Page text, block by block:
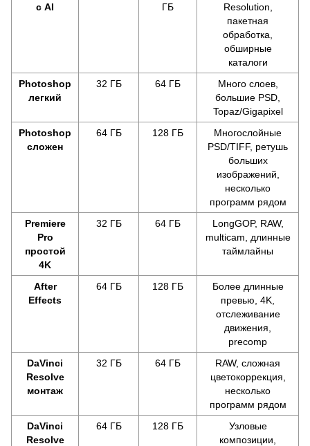
с AI
ГБ
Resolution,
пакетная
обработка,
обширные
каталоги
Photoshop
легкий
32 ГБ 64 ГБ
Много слоев,
большие PSD,
Topaz/Gigapixel
Photoshop
сложен
64 ГБ 128 ГБ
Многослойные
PSD/TIFF, ретушь
больших
изображений,
несколько
программ рядом
Premiere
Pro
простой
4K
32 ГБ 64 ГБ
LongGOP, RAW,
multicam, длинные
таймлайны
After
Effects
64 ГБ 128 ГБ
Более длинные
превью, 4K,
отслеживание
движения,
precomp
DaVinci
Resolve
монтаж
32 ГБ 64 ГБ
RAW, сложная
цветокоррекция,
несколько
программ рядом
DaVinci
Resolve
64 ГБ 128 ГБ
Узловые
композиции,